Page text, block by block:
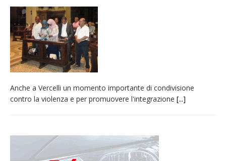
Anche a Vercelli un momento importante di condivisione
contro la violenza e per promuovere l'integrazione [...]